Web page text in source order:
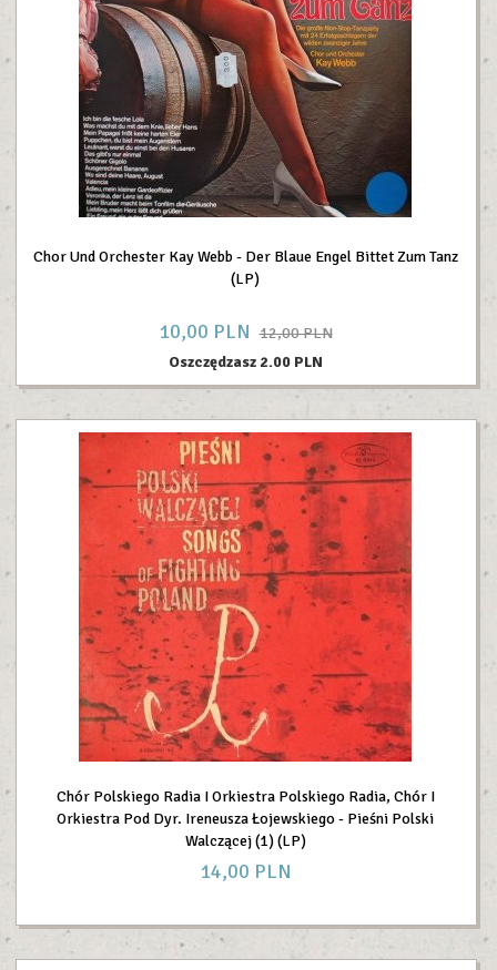
Chor Und Orchester Kay Webb - Der Blaue Engel Bittet Zum Tanz
(LP)
10,00 PLN 12,00 PLN
Oszczędzasz 2.00 PLN
Chór Polskiego Radia I Orkiestra Polskiego Radia, Chór I
Orkiestra Pod Dyr. Ireneusza Łojewskiego - Pieśni Polski
Walczącej (1) (LP)
14,00 PLN